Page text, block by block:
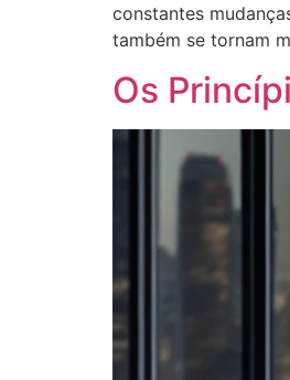
constantes
também se tornam
Os